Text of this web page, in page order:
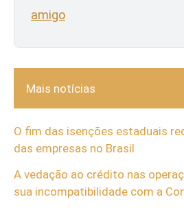
amigo
Mais notícias
O fim das isenções estaduais
das empresas no Brasil
A vedação ao crédito nas
sua incompatibilidade com a